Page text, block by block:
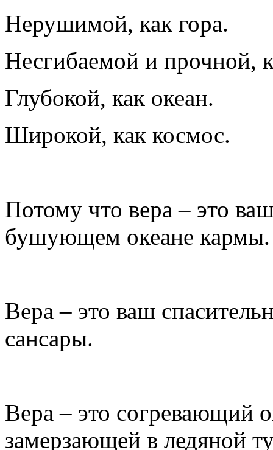
Нерушимой, как гора.
Несгибаемой и прочной,
Глубокой, как океан.
Широкой, как космос.
Потому что вера – это
бушующем океане кармы.
Вера – это ваш
сансары.
Вера – это согревающий
замерзающей в ледяной